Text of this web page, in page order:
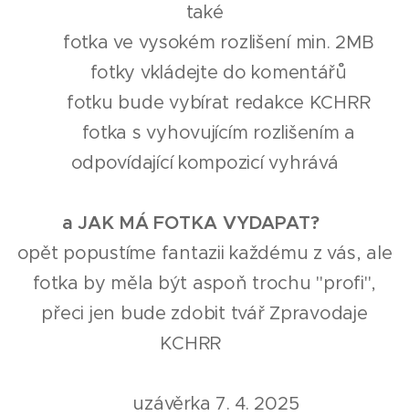
také
✅ fotka ve vysokém rozlišení min. 2MB
✅ fotky vkládejte do komentářů
✅ fotku bude vybírat redakce KCHRR
✅ fotka s vyhovujícím rozlišením a
odpovídající kompozicí vyhrává
a JAK MÁ FOTKA VYDAPAT? 🧐
opět popustíme fantazii každému z vás, ale
fotka by měla být aspoň trochu "profi",
přeci jen bude zdobit tvář Zpravodaje
KCHRR ⭐️
‼️uzávěrka 7. 4. 2025